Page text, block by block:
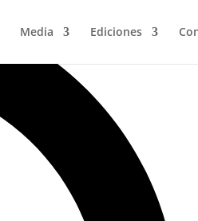
Media Ediciones